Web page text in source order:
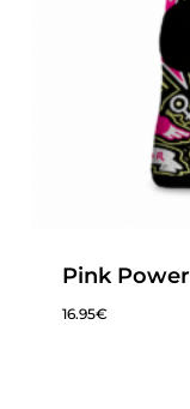
Pink Power
16.95€